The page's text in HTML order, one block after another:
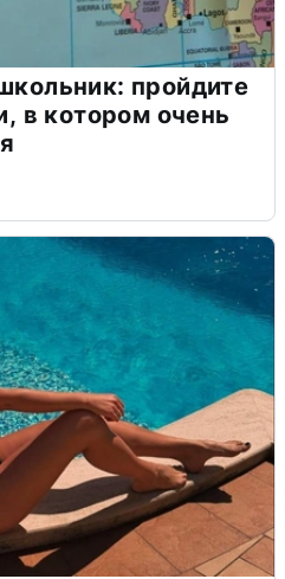
пройдите
в котором очень